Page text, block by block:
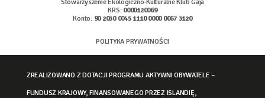
Stowarzyszenie Ekologiczno-Kulturalne Klub Gaja
KRS: 0000120069
Konto: 90 2030 0045 1110 0000 0067 3120
POLITYKA PRYWATNOŚCI
ZREALIZOWANO Z DOTACJI PROGRAMU AKTYWNI OBYWATELE –
FUNDUSZ KRAJOWY, FINANSOWANEGO PRZEZ ISLANDIĘ,